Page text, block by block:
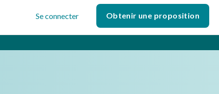
Se connecter Obtenir une proposition